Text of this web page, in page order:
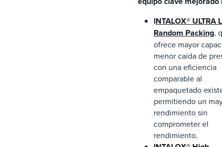
INTALOX® ULTRA L
Random Packing,
ofrece mayor
menor caída de
con una eficiencia
comparable al
empaquetado
permitiendo un
rendimiento sin
comprometer el
rendimiento.